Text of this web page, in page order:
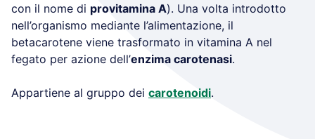
con il nome di provitamina A). Una volta introdotto
nell’organismo mediante l’alimentazione, il
betacarotene viene trasformato in vitamina A nel
fegato per azione dell’enzima carotenasi.
Appartiene al gruppo dei carotenoidi.